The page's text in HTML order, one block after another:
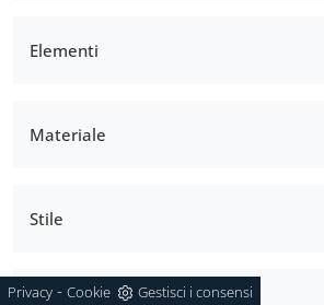
Elementi
Materiale
Stile
Privacy - Cookie Gestisci i consensi